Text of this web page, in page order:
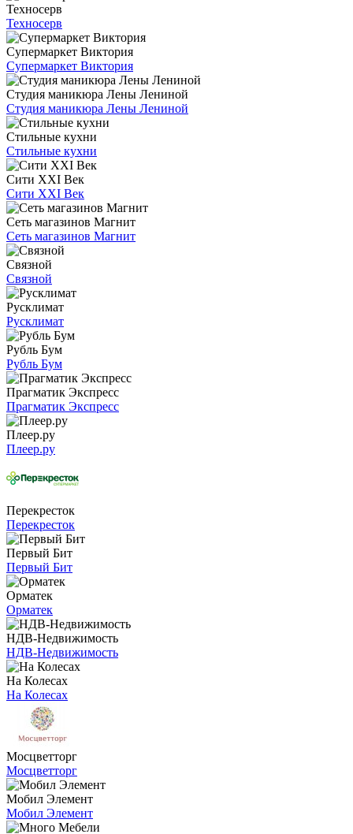
Техносерв
Техносерв
Супермаркет Виктория
Супермаркет Виктория
Студия маникюра Лены Лениной
Студия маникюра Лены Лениной
Стильные кухни
Стильные кухни
Сити XXI Век
Сити XXI Век
Сеть магазинов Магнит
Сеть магазинов Магнит
Связной
Связной
Русклимат
Русклимат
Рубль Бум
Рубль Бум
Прагматик Экспресс
Прагматик Экспресс
Плеер.ру
Плеер.ру
Перекресток
Перекресток
Первый Бит
Первый Бит
Орматек
Орматек
НДВ-Недвижимость
НДВ-Недвижимость
На Колесах
На Колесах
Мосцветторг
Мосцветторг
Мобил Элемент
Мобил Элемент